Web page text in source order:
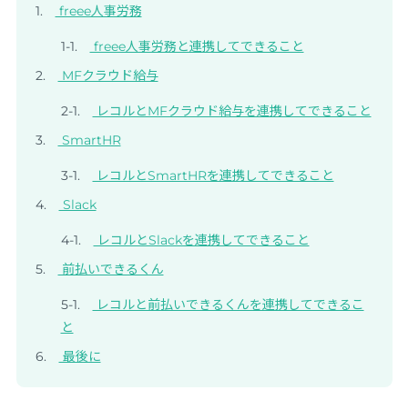
freee人事労務
freee人事労務と連携してできること
MFクラウド給与
レコルとMFクラウド給与を連携してできること
SmartHR
レコルとSmartHRを連携してできること
Slack
レコルとSlackを連携してできること
前払いできるくん
レコルと前払いできるくんを連携してできるこ
と
最後に